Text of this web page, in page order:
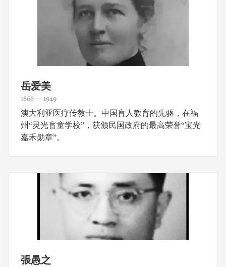
岳爱美
1868 — 1949
澳大利亚医疗传教士。中国盲人教育的先驱，在福
州“灵光盲童学校”，获颁民国政府的最高荣誉“宝光
嘉禾勋章”。
張愚之